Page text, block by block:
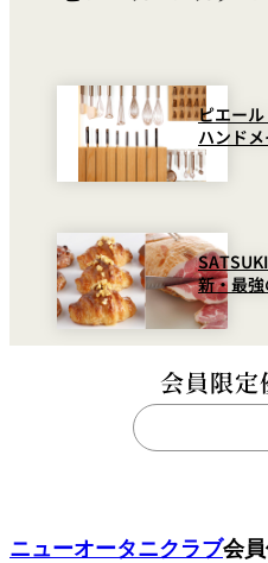
ピエー
ハンド
SATSUKI
新・最
会員限定
ニューオータニクラブ会